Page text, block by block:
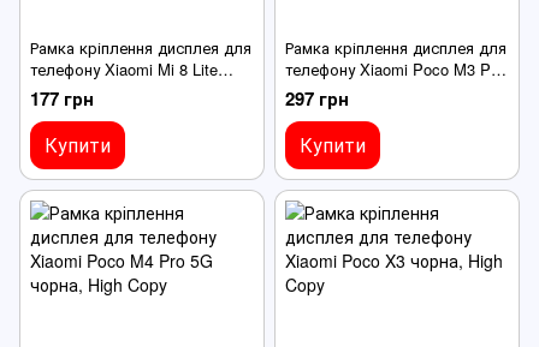
Рамка кріплення дисплея для
телефону Xiaomi Mi 8 Lite
чорна
177 грн
Купити
Рамка кріплення дисплея для
телефону Xiaomi Poco M3 Pro
чорна
297 грн
Купити